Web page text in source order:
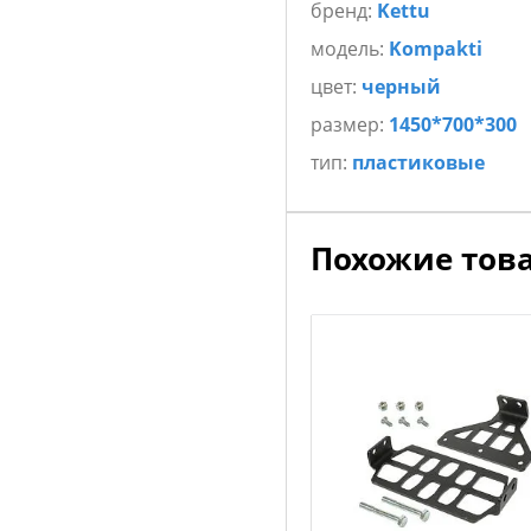
бренд: Kettu
модель: Kompakti
цвет: черный
размер: 1450*700*300
тип: пластиковые
Похожие